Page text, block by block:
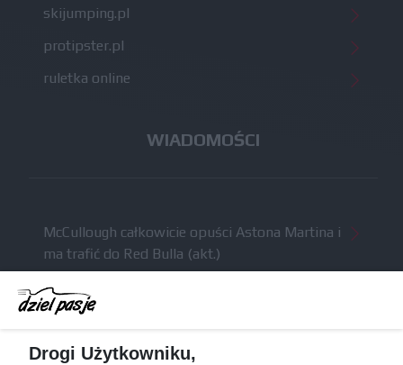
skijumping.pl
protipster.pl
ruletka online
WIADOMOŚCI
McCullough całkowicie opuści Astona Martina i
ma trafić do Red Bulla (akt.)
Dochód F1 spadł o 61 procent względem
zeszłego sezonu
algorytmach?
Drogi Użytkowniku,